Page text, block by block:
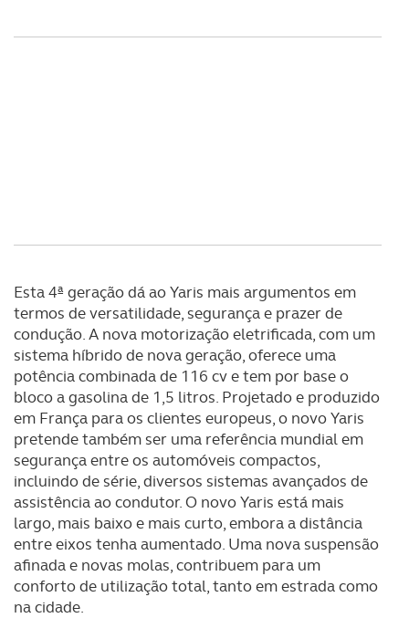
Esta 4ª geração dá ao Yaris mais argumentos em
termos de versatilidade, segurança e prazer de
condução. A nova motorização eletrificada, com um
sistema híbrido de nova geração, oferece uma
potência combinada de 116 cv e tem por base o
bloco a gasolina de 1,5 litros. Projetado e produzido
em França para os clientes europeus, o novo Yaris
pretende também ser uma referência mundial em
segurança entre os automóveis compactos,
incluindo de série, diversos sistemas avançados de
assistência ao condutor. O novo Yaris está mais
largo, mais baixo e mais curto, embora a distância
entre eixos tenha aumentado. Uma nova suspensão
afinada e novas molas, contribuem para um
conforto de utilização total, tanto em estrada como
na cidade.